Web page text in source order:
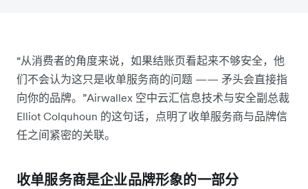
“从消费者的角度来说，如果结账页看起来不够安全，他
们不会认为这只是收单服务商的问题 —— 矛头会直接指
向你的品牌。”Airwallex 空中云汇信息技术与安全副总裁
Elliot Colquhoun 的这句话，点明了收单服务商与品牌信
任之间紧密的关联。
收单服务商是企业品牌形象的一部分